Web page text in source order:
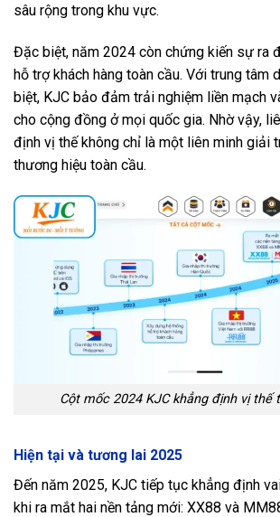
sâu rộng trong khu vực.
Đặc biệt, năm 2024 còn chứng kiến sự ra
hỗ trợ khách hàng toàn cầu. Với trung tâm
biệt, KJC bảo đảm trải nghiệm liền mạch
cho cộng đồng ở mọi quốc gia. Nhờ vậy,
định vị thế không chỉ là một liên minh giải
thương hiệu toàn cầu.
Cột mốc 2024 KJC khẳng định vị thế
Hiện tại và tương lai 2025
Đến năm 2025, KJC tiếp tục khẳng định
khi ra mắt hai nền tảng mới: XX88 và